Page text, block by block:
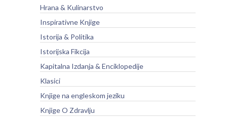
Hrana & Kulinarstvo
Inspirativne Knjige
Istorija & Politika
Istorijska Fikcija
Kapitalna Izdanja & Enciklopedije
Klasici
Knjige na engleskom jeziku
Knjige O Zdravlju